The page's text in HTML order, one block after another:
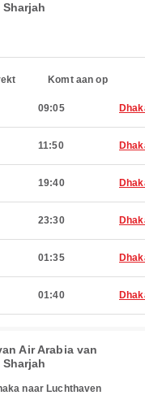
Komt aan op
09:05
11:50
19:40
23:30
01:35
01:40
Air Arabia van
naar Luchthaven